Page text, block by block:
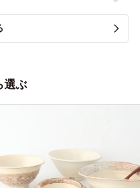
選ぶ